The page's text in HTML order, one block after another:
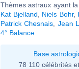
Thèmes astraux ayant
Kat Bjelland
Niels Bohr,
Patrick Chesnais
Jean
4° Balance
Base
78 110 célébrités et